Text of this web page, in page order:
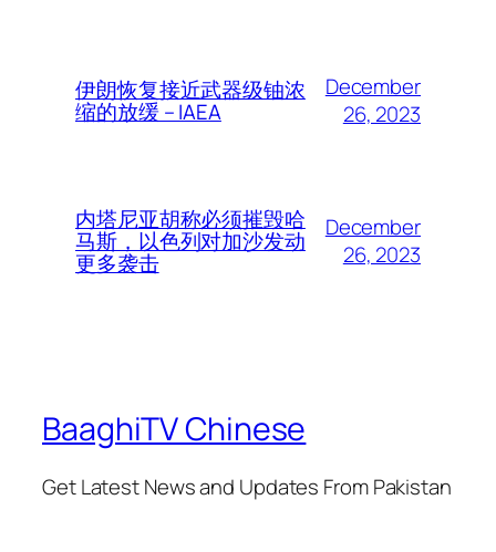
伊朗恢复接近武器级铀浓
缩的放缓 – IAEA
December
26, 2023
内塔尼亚胡称必须摧毁哈
马斯，以色列对加沙发动
更多袭击
December
26, 2023
BaaghiTV Chinese
Get Latest News and Updates From Pakistan